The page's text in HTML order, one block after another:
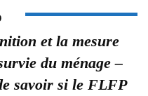
et la mesure
du ménage –
savoir si le FLFP